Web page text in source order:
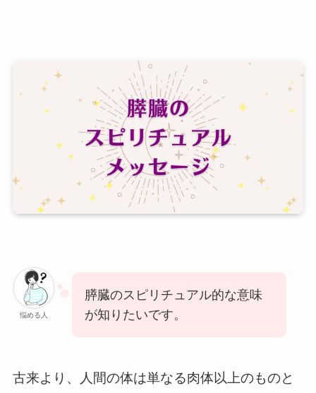
悩める人
膵臓のスピリチュアル的な意味
が知りたいです。
古来より、人間の体は単なる肉体以上のものと